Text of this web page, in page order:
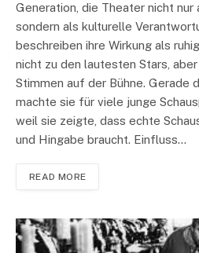
Generation, die Theater nicht nur
sondern als kulturelle
beschreiben ihre Wirkung als
nicht zu den lautesten Stars,
Stimmen auf der Bühne. Gerade
machte sie für viele junge
weil sie zeigte, dass echte
und Hingabe braucht. Einfluss…
READ MORE